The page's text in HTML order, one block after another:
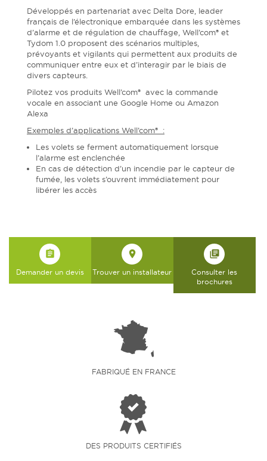
Développés en partenariat avec Delta Dore, leader
français de l’électronique embarquée dans les systèmes
d’alarme et de régulation de chauffage, Well’com® et
Tydom 1.0 proposent des scénarios multiples,
prévoyants et vigilants qui permettent aux produits de
communiquer entre eux et d’interagir par le biais de
divers capteurs.
Pilotez vos produits Well’com® avec la commande
vocale en associant une Google Home ou Amazon
Alexa
Exemples d’applications Well’com® :
Les volets se ferment automatiquement lorsque
l’alarme est enclenchée
En cas de détection d’un incendie par le capteur de
fumée, les volets s’ouvrent immédiatement pour
libérer les accès
assignment
Demander un devis
place
Trouver un installateur
library_books
Consulter les
brochures
FABRIQUÉ EN FRANCE
DES PRODUITS CERTIFIÉS